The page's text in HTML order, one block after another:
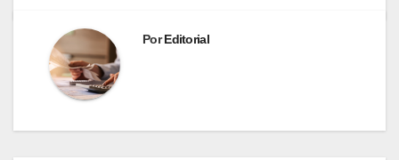
PorEditorial